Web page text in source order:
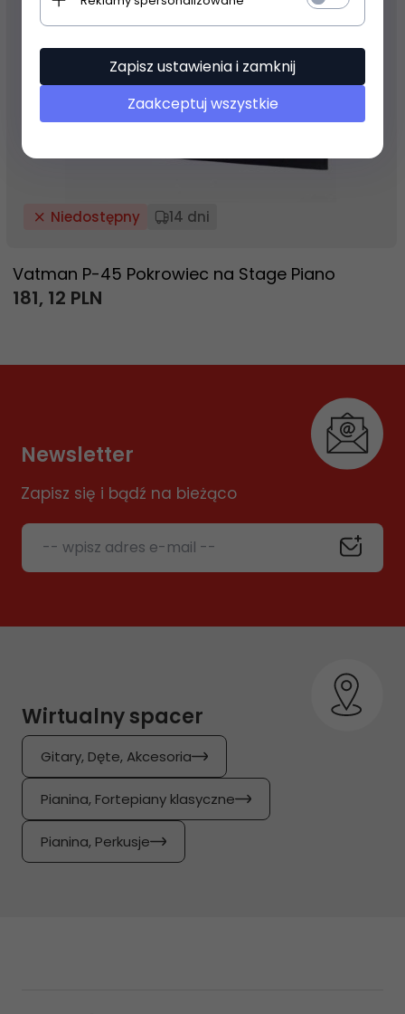
Niedostępny 14 dni
Vatman P-45 Pokrowiec na Stage Piano
181, 12 PLN
Newsletter
Zapisz się i bądź na bieżąco
-- wpisz adres e-mail --
Wirtualny spacer
Gitary, Dęte, Akcesoria
Pianina, Fortepiany klasyczne
Pianina, Perkusje
Zapisz ustawienia i zamknij
Zaakceptuj wszystkie